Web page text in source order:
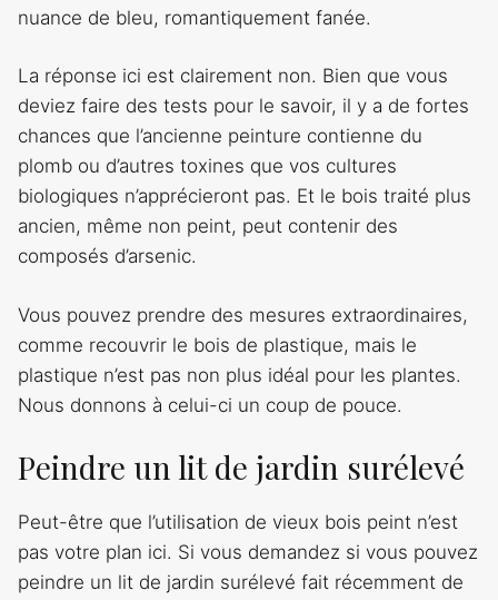
nuance de bleu, romantiquement fanée.
La réponse ici est clairement non. Bien que vous
deviez faire des tests pour le savoir, il y a de fortes
chances que l’ancienne peinture contienne du
plomb ou d’autres toxines que vos cultures
biologiques n’apprécieront pas. Et le bois traité plus
ancien, même non peint, peut contenir des
composés d’arsenic.
Vous pouvez prendre des mesures extraordinaires,
comme recouvrir le bois de plastique, mais le
plastique n’est pas non plus idéal pour les plantes.
Nous donnons à celui-ci un coup de pouce.
Peindre un lit de jardin surélevé
Peut-être que l’utilisation de vieux bois peint n’est
pas votre plan ici. Si vous demandez si vous pouvez
peindre un lit de jardin surélevé fait récemment de